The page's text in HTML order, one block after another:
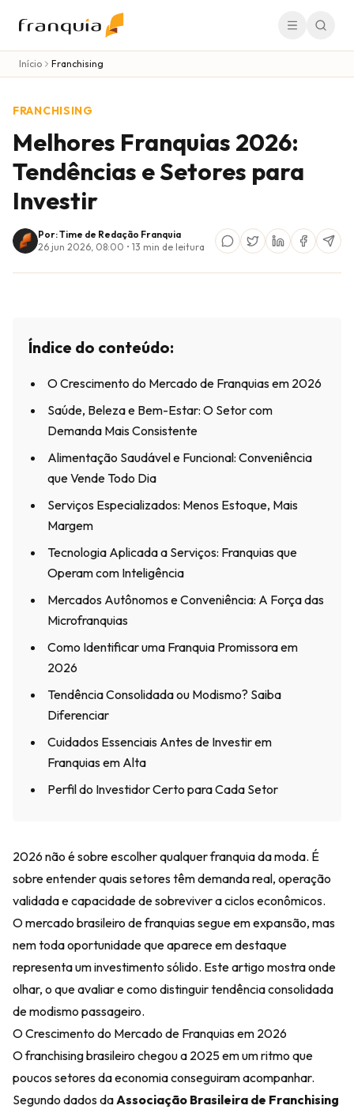
Início Franchising
FRANCHISING
Melhores Franquias 2026:
Tendências e Setores para
Investir
Por: Time de Redação Franquia
26 jun 2026, 08:00 • 13 min de leitura
Índice do conteúdo:
O Crescimento do Mercado de Franquias em 2026
Saúde, Beleza e Bem-Estar: O Setor com
Demanda Mais Consistente
Alimentação Saudável e Funcional: Conveniência
que Vende Todo Dia
Serviços Especializados: Menos Estoque, Mais
Margem
Tecnologia Aplicada a Serviços: Franquias que
Operam com Inteligência
Mercados Autônomos e Conveniência: A Força das
Microfranquias
Como Identificar uma Franquia Promissora em
2026
Tendência Consolidada ou Modismo? Saiba
Diferenciar
Cuidados Essenciais Antes de Investir em
Franquias em Alta
Perfil do Investidor Certo para Cada Setor
2026 não é sobre escolher qualquer franquia da moda. É
sobre entender quais setores têm demanda real, operação
validada e capacidade de sobreviver a ciclos econômicos.
O mercado brasileiro de franquias segue em expansão, mas
nem toda oportunidade que aparece em destaque
representa um investimento sólido. Este artigo mostra onde
olhar, o que avaliar e como distinguir tendência consolidada
de modismo passageiro.
O Crescimento do Mercado de Franquias em 2026
O franchising brasileiro chegou a 2025 em um ritmo que
poucos setores da economia conseguiram acompanhar.
Segundo dados daAssociação Brasileira de Franchising